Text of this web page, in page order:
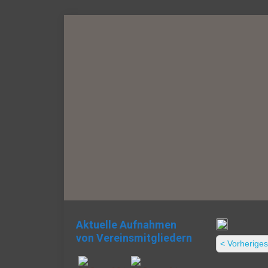
< Vorheriges
Aktuelle Aufnahmen
von Vereinsmitgliedern